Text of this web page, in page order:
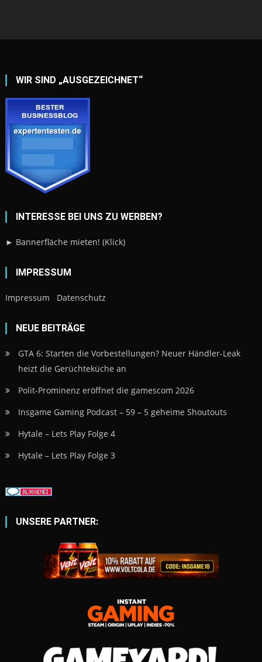
WIR SIND „AUSGEZEICHNET“
INTERESSE BEI UNS ZU WERBEN?
► Bannerfläche mieten! (Klick)
IMPRESSUM
Impressum Datenschutz
NEUE BEITRÄGE
GTA 6: Starten die Vorbestellungen? Neuer Händler-Leak
heizt die Gerüchteküche an
Polit-Prominenz eröffnet die gamescom 2026
Insgame Gaming Podcast – 59 – 5 geheime Shoutouts
Hytale – Lets Play Folge 4
Hytale – Lets Play Folge 3
UNSERE PARTNER: